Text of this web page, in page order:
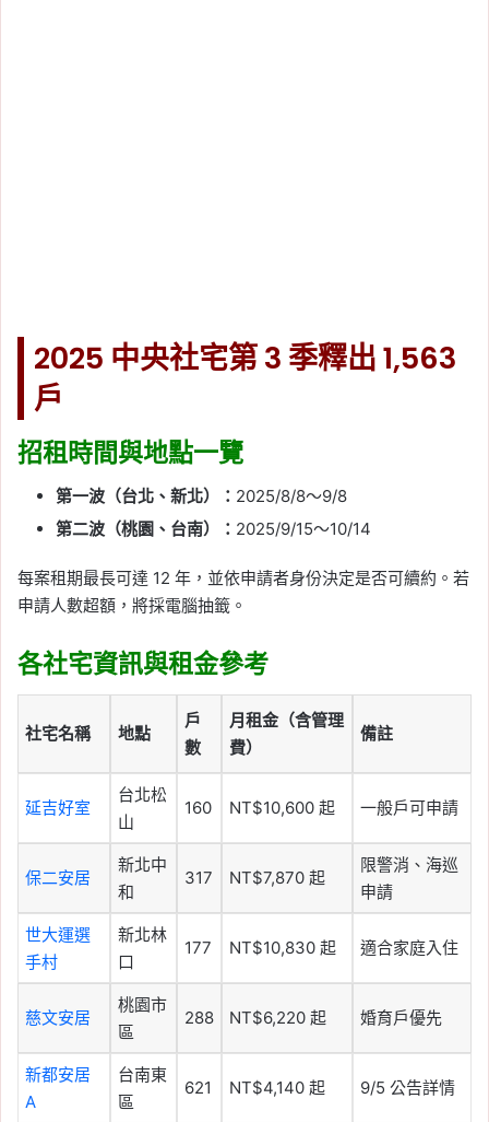
2025 中央社宅第 3 季釋出 1,563
戶
招租時間與地點一覽
第一波（台北、新北）： 2025/8/8～9/8
第二波（桃園、台南）： 2025/9/15～10/14
每案租期最長可達 12 年，並依申請者身份決定是否可續約。若
申請人數超額，將採電腦抽籤。
各社宅資訊與租金參考
社宅名稱 地點
戶
數
月租金（含管理
費）
備註
延吉好室
台北松
山
160 NT$10,600 起 一般戶可申請
保二安居
新北中
和
317 NT$7,870 起
限警消、海巡
申請
世大運選
手村
新北林
口
177 NT$10,830 起 適合家庭入住
慈文安居
桃園市
區
288 NT$6,220 起 婚育戶優先
新都安居
A
台南東
區
621 NT$4,140 起 9/5 公告詳情